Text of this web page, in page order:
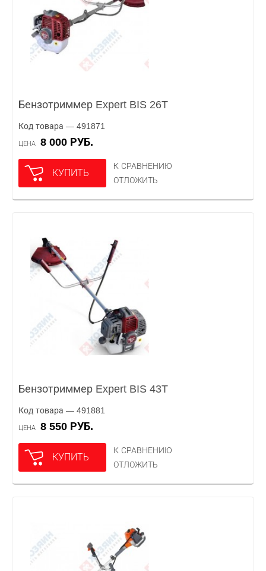
Бензотриммер Expert BIS 26T
Код товара — 491871
ЦЕНА 8 000 РУБ.
КУПИТЬ
К СРАВНЕНИЮ
ОТЛОЖИТЬ
Бензотриммер Expert BIS 43T
Код товара — 491881
ЦЕНА 8 550 РУБ.
КУПИТЬ
К СРАВНЕНИЮ
ОТЛОЖИТЬ